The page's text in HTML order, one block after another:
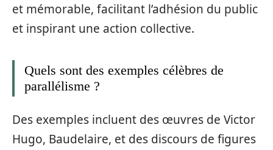
et mémorable, facilitant l’adhésion du public
et inspirant une action collective.
Quels sont des exemples célèbres de
parallélisme ?
Des exemples incluent des œuvres de Victor
Hugo, Baudelaire, et des discours de figures